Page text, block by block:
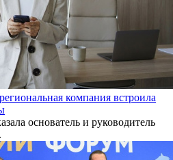
компания встроила
основатель и руководитель